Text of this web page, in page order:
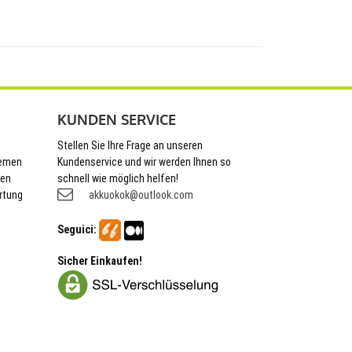
KUNDEN SERVICE
Stellen Sie Ihre Frage an unseren
Kundenservice und wir werden Ihnen so
schnell wie möglich helfen!
akkuokok@outlook.com
Seguici:
Sicher Einkaufen!